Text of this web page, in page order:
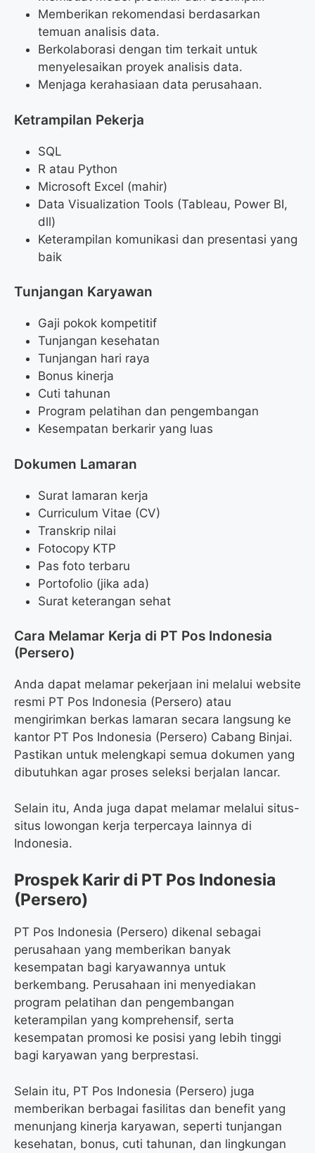
Memberikan rekomendasi berdasarkan
temuan analisis data.
Berkolaborasi dengan tim terkait untuk
menyelesaikan proyek analisis data.
Menjaga kerahasiaan data perusahaan.
Ketrampilan Pekerja
SQL
R atau Python
Microsoft Excel (mahir)
Data Visualization Tools (Tableau, Power BI,
dll)
Keterampilan komunikasi dan presentasi yang
baik
Tunjangan Karyawan
Gaji pokok kompetitif
Tunjangan kesehatan
Tunjangan hari raya
Bonus kinerja
Cuti tahunan
Program pelatihan dan pengembangan
Kesempatan berkarir yang luas
Dokumen Lamaran
Surat lamaran kerja
Curriculum Vitae (CV)
Transkrip nilai
Fotocopy KTP
Pas foto terbaru
Portofolio (jika ada)
Surat keterangan sehat
Cara Melamar Kerja di PT Pos Indonesia
(Persero)
Anda dapat melamar pekerjaan ini melalui website
resmi PT Pos Indonesia (Persero) atau
mengirimkan berkas lamaran secara langsung ke
kantor PT Pos Indonesia (Persero) Cabang Binjai.
Pastikan untuk melengkapi semua dokumen yang
dibutuhkan agar proses seleksi berjalan lancar.
Selain itu, Anda juga dapat melamar melalui situs-
situs lowongan kerja terpercaya lainnya di
Indonesia.
Prospek Karir di PT Pos Indonesia
(Persero)
PT Pos Indonesia (Persero) dikenal sebagai
perusahaan yang memberikan banyak
kesempatan bagi karyawannya untuk
berkembang. Perusahaan ini menyediakan
program pelatihan dan pengembangan
keterampilan yang komprehensif, serta
kesempatan promosi ke posisi yang lebih tinggi
bagi karyawan yang berprestasi.
Selain itu, PT Pos Indonesia (Persero) juga
memberikan berbagai fasilitas dan benefit yang
menunjang kinerja karyawan, seperti tunjangan
kesehatan, bonus, cuti tahunan, dan lingkungan